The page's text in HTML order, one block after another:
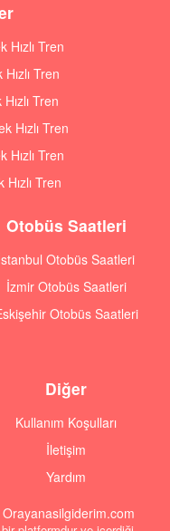
Tren
Tren
Tren
Hızlı Tren
Tren
Tren
Otobüs Saatleri
Otobüs Saatleri
İzmir Otobüs Saatleri
Otobüs Saatleri
Diğer
Kullanım Koşulları
İletişim
Yardım
Orayanasilgiderim.com